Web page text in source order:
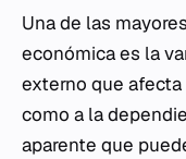
Una de las
económica es la
externo que
como a la
aparente que